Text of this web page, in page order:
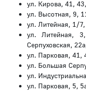
ул. Кирова, 41,
ул. Высотная, 9,
ул. Литейная, 1/
ул. Литейная,
Серпуховская,
ул. Парковая, 41,
ул. Большая
ул.
ул. Парковая, 5,